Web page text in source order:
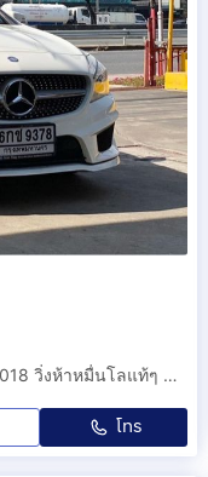
BENZ CLA250 Shooting Brake AMG Sport 2018 วิ่งห้าหมื่นโลแท้ๆ มือเดียวสภาพป้ายแดง
โทร